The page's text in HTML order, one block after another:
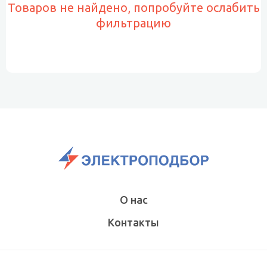
Товаров не найдено, попробуйте ослабить
фильтрацию
О нас
Контакты